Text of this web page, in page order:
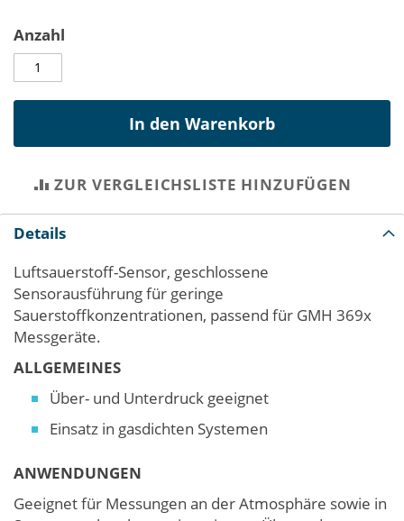
Anzahl
In den Warenkorb
ZUR VERGLEICHSLISTE HINZUFÜGEN
Details
Luftsauerstoff-Sensor, geschlossene
Sensorausführung für geringe
Sauerstoffkonzentrationen, passend für GMH 369x
Messgeräte.
ALLGEMEINES
Über- und Unterdruck geeignet
Einsatz in gasdichten Systemen
ANWENDUNGEN
Geeignet für Messungen an der Atmosphäre sowie in